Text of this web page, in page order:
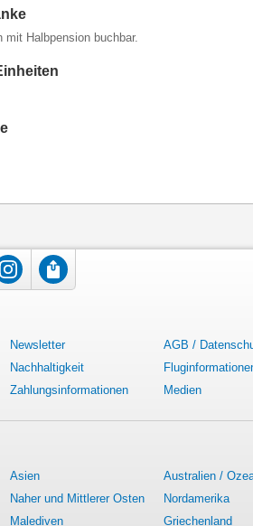
Halbpension buchbar.
Newsletter AGB /
Nachhaltigkeit
Zahlungsinformationen Medien
Asien Australien /
Naher und Mittlerer Osten Nordamerika
Malediven Griechenland